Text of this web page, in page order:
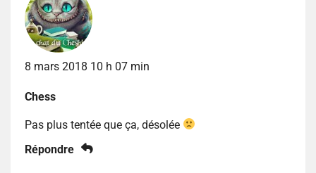
8 mars 2018 10 h 07 min
Chess
Pas plus tentée que ça, désolée
Répondre